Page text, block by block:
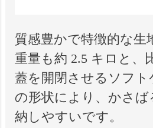
質感豊かで特徴的な生
重量も約 2.5 キロと、
蓋を開閉させるソフト
の形状により、かさば
納しやすいです。